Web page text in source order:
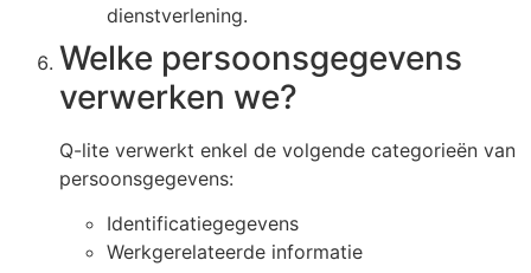
dienstverlening.
Welke persoonsgegevens
verwerken we?
Q-lite verwerkt enkel de volgende categorieën van
persoonsgegevens:
Identificatiegegevens
Werkgerelateerde informatie